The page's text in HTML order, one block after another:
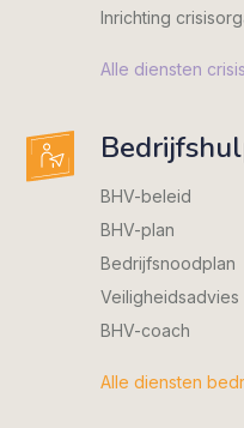
Inrichting
Alle diensten
BHV-beleid
BHV-plan
Bedrijfsnoodplan
Veiligheidsadvies
BHV-coach
Alle diensten